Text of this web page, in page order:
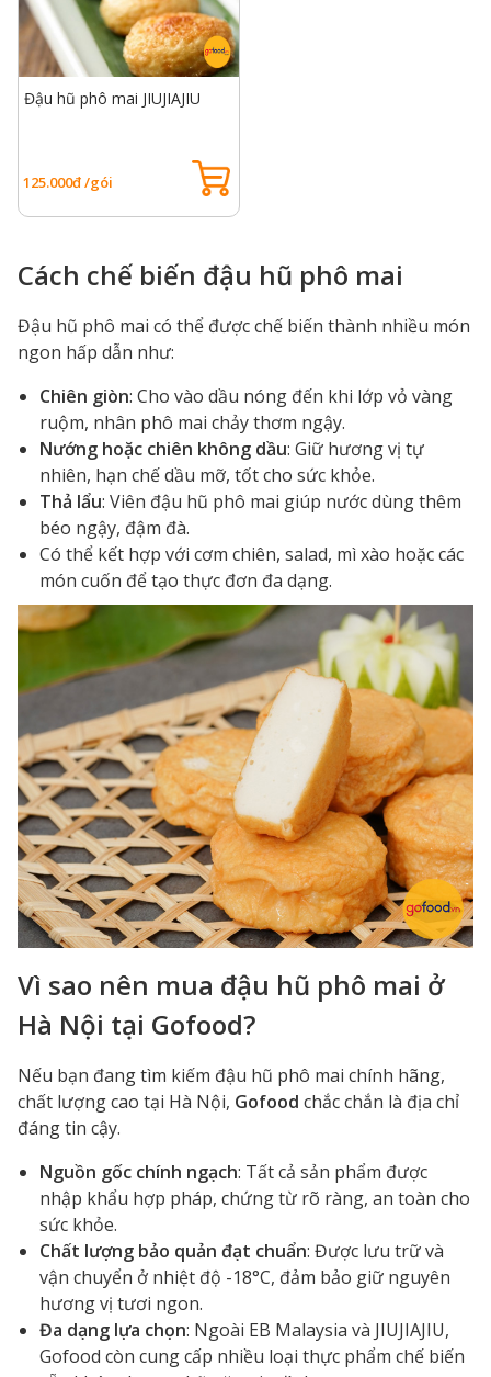
Đậu hũ phô mai JIUJIAJIU
125.000đ /gói
Cách chế biến đậu hũ phô mai
Đậu hũ phô mai có thể được chế biến thành nhiều món
ngon hấp dẫn như:
Chiên giòn: Cho vào dầu nóng đến khi lớp vỏ vàng
ruộm, nhân phô mai chảy thơm ngậy.
Nướng hoặc chiên không dầu: Giữ hương vị tự
nhiên, hạn chế dầu mỡ, tốt cho sức khỏe.
Thả lẩu: Viên đậu hũ phô mai giúp nước dùng thêm
béo ngậy, đậm đà.
Có thể kết hợp với cơm chiên, salad, mì xào hoặc các
món cuốn để tạo thực đơn đa dạng.
Vì sao nên mua đậu hũ phô mai ở
Hà Nội tại Gofood?
Nếu bạn đang tìm kiếm đậu hũ phô mai chính hãng,
chất lượng cao tại Hà Nội, Gofood chắc chắn là địa chỉ
đáng tin cậy.
Nguồn gốc chính ngạch: Tất cả sản phẩm được
nhập khẩu hợp pháp, chứng từ rõ ràng, an toàn cho
sức khỏe.
Chất lượng bảo quản đạt chuẩn: Được lưu trữ và
vận chuyển ở nhiệt độ -18°C, đảm bảo giữ nguyên
hương vị tươi ngon.
Đa dạng lựa chọn: Ngoài EB Malaysia và JIUJIAJIU,
Gofood còn cung cấp nhiều loại thực phẩm chế biến